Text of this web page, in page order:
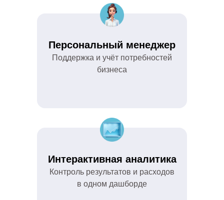
Персональный менеджер
Поддержка и учёт потребностей
бизнеса
Интерактивная аналитика
Контроль результатов и расходов
в одном дашборде